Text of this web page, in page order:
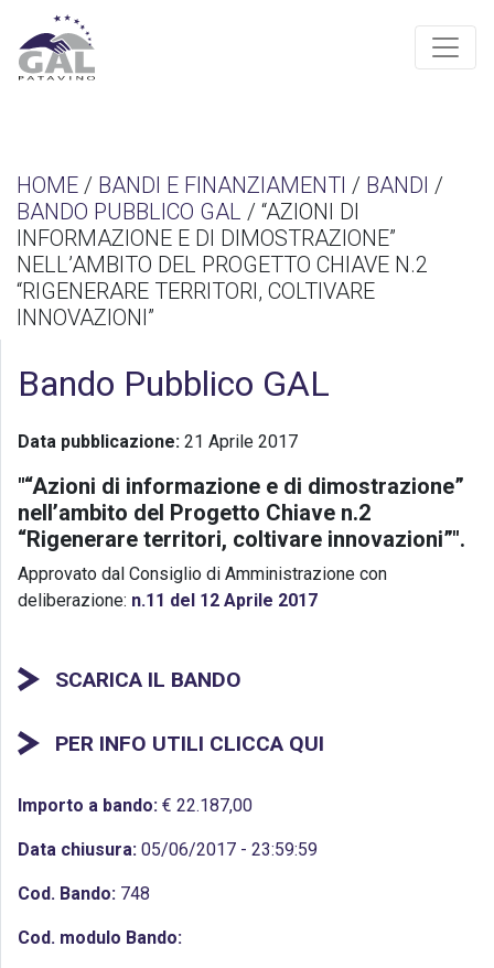
HOME / BANDI E FINANZIAMENTI / BANDI /
BANDO PUBBLICO GAL / “AZIONI DI
INFORMAZIONE E DI DIMOSTRAZIONE”
NELL’AMBITO DEL PROGETTO CHIAVE N.2
“RIGENERARE TERRITORI, COLTIVARE
INNOVAZIONI”
Bando Pubblico GAL
Data pubblicazione: 21 Aprile 2017
"“Azioni di informazione e di dimostrazione”
nell’ambito del Progetto Chiave n.2
“Rigenerare territori, coltivare innovazioni”".
Approvato dal Consiglio di Amministrazione con
deliberazione: n.11 del 12 Aprile 2017
SCARICA IL BANDO
PER INFO UTILI CLICCA QUI
Importo a bando: € 22.187,00
Data chiusura: 05/06/2017 - 23:59:59
Cod. Bando: 748
Cod. modulo Bando: